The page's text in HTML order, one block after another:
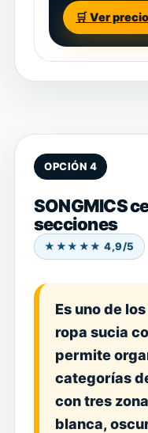
🛒 Ver
OPCIÓN 4
SONGMICS
secciones
★★★★★ 4,9/5
Es uno de
ropa sucia
permite
categorías
con tres
blanca,